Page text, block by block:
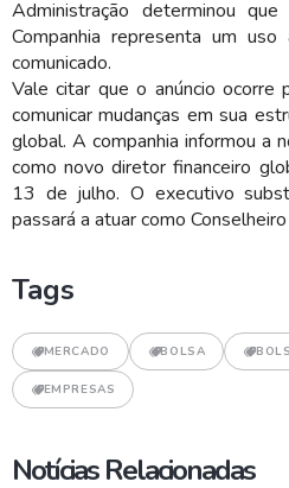
Administração determinou
Companhia representa um
comunicado.
Vale citar que o anúncio ocorre
comunicar mudanças em sua
global. A companhia informou a
como novo diretor financeiro
13 de julho. O executivo
passará a atuar como
Tags
MERCADO BOLSA
EMPRESAS
Notícias Relacionadas